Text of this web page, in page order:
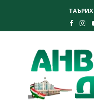
ТАЪРИХ